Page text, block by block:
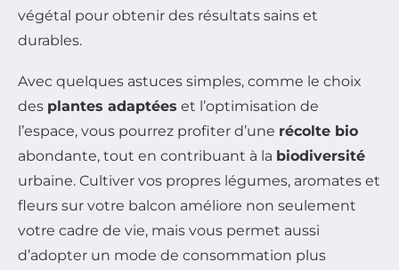
végétal pour obtenir des résultats sains et
durables.
Avec quelques astuces simples, comme le choix
des plantes adaptées et l’optimisation de
l’espace, vous pourrez profiter d’une récolte bio
abondante, tout en contribuant à la biodiversité
urbaine. Cultiver vos propres légumes, aromates et
fleurs sur votre balcon améliore non seulement
votre cadre de vie, mais vous permet aussi
d’adopter un mode de consommation plus